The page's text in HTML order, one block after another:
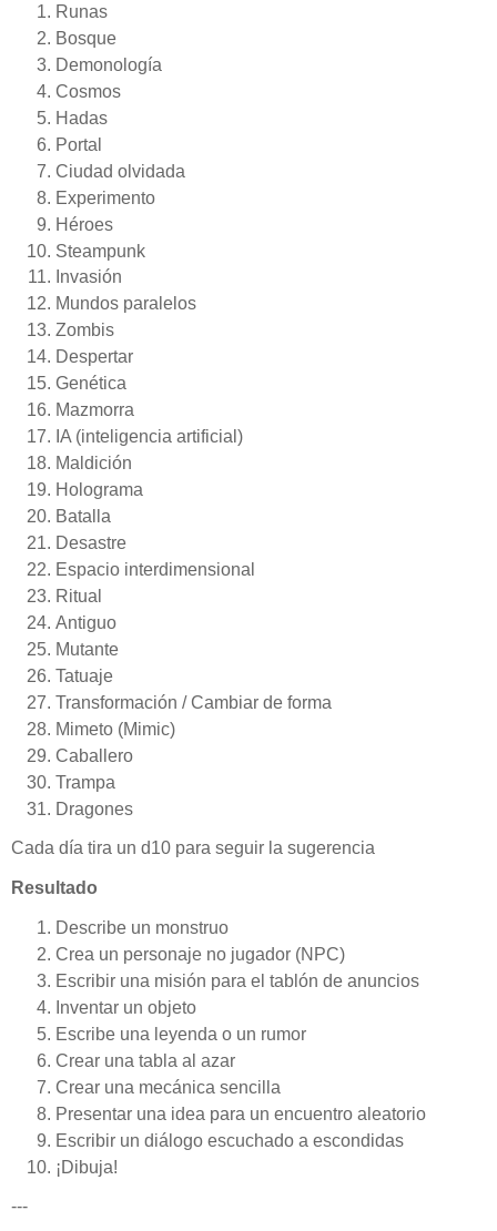
Runas
Bosque
Demonología
Cosmos
Hadas
Portal
Ciudad olvidada
Experimento
Héroes
Steampunk
Invasión
Mundos paralelos
Zombis
Despertar
Genética
Mazmorra
IA (inteligencia artificial)
Maldición
Holograma
Batalla
Desastre
Espacio interdimensional
Ritual
Antiguo
Mutante
Tatuaje
Transformación / Cambiar de forma
Mimeto (Mimic)
Caballero
Trampa
Dragones
Cada día tira un d10 para seguir la sugerencia
Resultado
Describe un monstruo
Crea un personaje no jugador (NPC)
Escribir una misión para el tablón de anuncios
Inventar un objeto
Escribe una leyenda o un rumor
Crear una tabla al azar
Crear una mecánica sencilla
Presentar una idea para un encuentro aleatorio
Escribir un diálogo escuchado a escondidas
¡Dibuja!
---